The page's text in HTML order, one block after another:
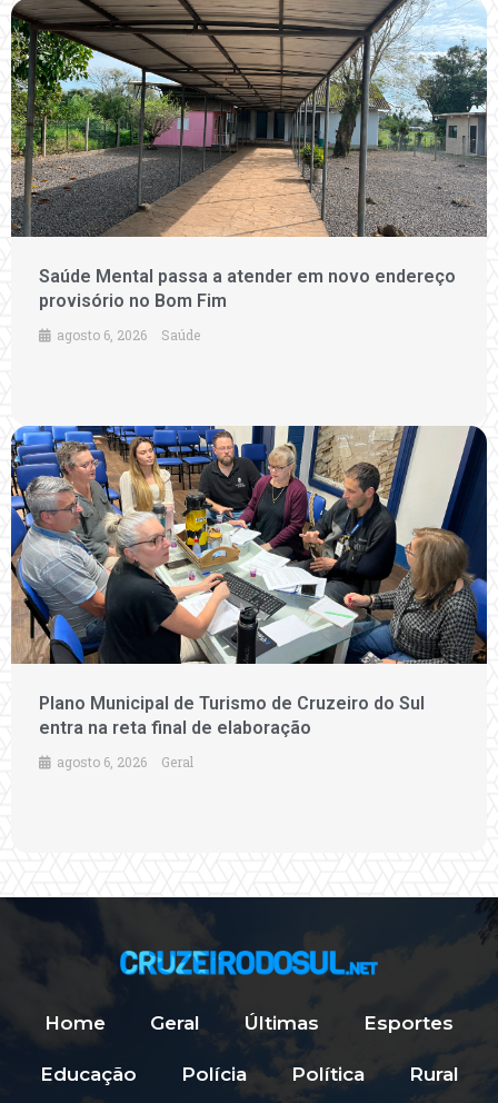
Saúde Mental passa a atender em novo endereço
provisório no Bom Fim
agosto 6, 2026 Saúde
Plano Municipal de Turismo de Cruzeiro do Sul
entra na reta final de elaboração
agosto 6, 2026 Geral
Home Geral Últimas Esportes
Educação Polícia Política Rural